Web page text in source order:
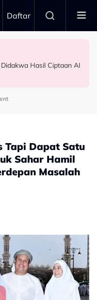
Daftar
Terkejut Dikenali
Didakwa Hasil Ciptaan AI
Rashdan Baba
Bapa, Sebelum
& A. Aida
Tapi Dapat Satu
Sahar Hamil
Masalah